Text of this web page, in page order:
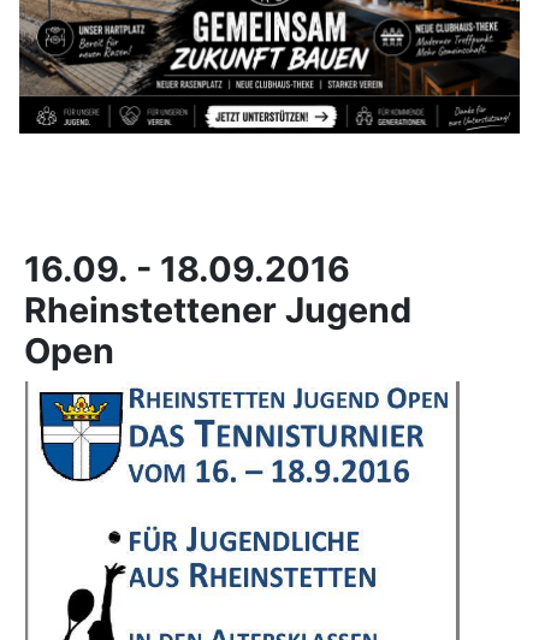
16.09. - 18.09.2016
Rheinstettener Jugend
Open